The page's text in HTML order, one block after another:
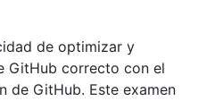
de optimizar y
GitHub correcto con el
de GitHub. Este examen